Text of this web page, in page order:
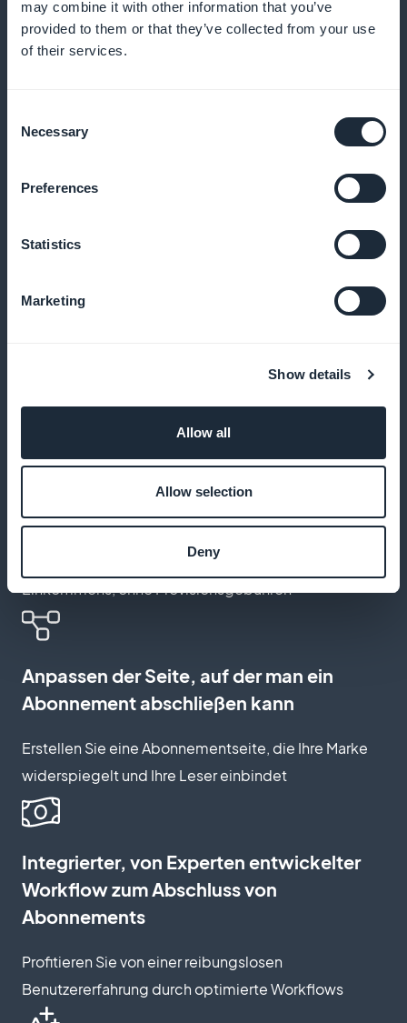
may combine it with other information that you’ve
provided to them or that they’ve collected from your use
of their services.
Selection
Necessary
Preferences
Statistics
Marketing
Show details
Allow all
Allow selection
Deny
Detaillierte Abonnentenstatistiken für
und optimieren Sie Ihre Inhaltsstrategie
Home-Bereich der mobilen Anwendung
Erhöhen Sie Ihre Konversionen, indem Sie
Werbeaktionen direkt auf der Startseite anzeigen
Keine Provisionen auf Einnahmen aus
dem Verkauf von Abonnements
Behalten Sie mit GoodBarber 100% Ihres
Einkommens, ohne Provisionsgebühren
Anpassen der Seite, auf der man ein
Abonnement abschließen kann
Erstellen Sie eine Abonnementseite, die Ihre Marke
widerspiegelt und Ihre Leser einbindet
Integrierter, von Experten entwickelter
Workflow zum Abschluss von
Abonnements
Profitieren Sie von einer reibungslosen
Benutzererfahrung durch optimierte Workflows